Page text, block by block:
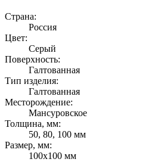
Страна:
Россия
Цвет:
Серый
Поверхность:
Галтованная
Тип изделия:
Галтованная
Месторождение:
Мансуровское
Толщина, мм:
50, 80, 100 мм
Размер, мм:
100x100 мм